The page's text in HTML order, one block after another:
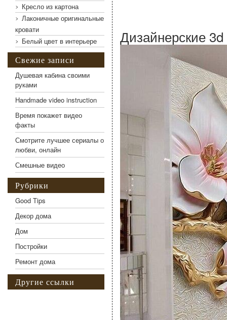
Дизайнерские
Кресло из картона
Лаконичные оригинальные
кровати
Белый цвет в интерьере
Свежие записи
Душевая кабина своими
руками
Handmade video instruction
Время покажет видео
факты
Смотрите лучшее сериалы о
любви, онлайн
Смешные видео
Рубрики
Good Tips
Декор дома
Дом
Постройки
Ремонт дома
Другие ссылки